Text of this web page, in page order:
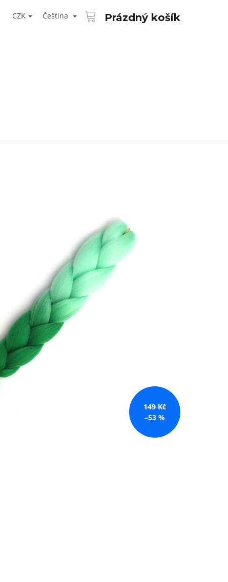
CZK Čeština NÁKUPNÍ
KOŠÍK
Prázdný košík
149 Kč
–53 %